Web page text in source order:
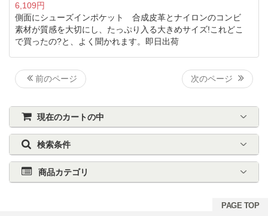
6,109円
側面にシューズインポケット 合成皮革とナイロンのコンビ
素材が質感を大切にし、たっぷり入る大きめサイズ!これどこ
で買ったの?と、よく聞かれます。即日出荷
前のページ 次のページ
現在のカートの中
検索条件
商品カテゴリ
PAGE TOP